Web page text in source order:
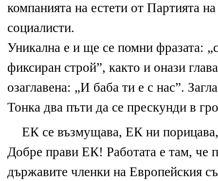
компанията на естети от Партията
социалисти.
Уникална е и ще се помни фразата:
фиксиран строй”, както и онази
озаглавена: „И баба ти е с нас”. За
Тонка два пъти да се прескунди в
ЕК се възмущава, ЕК ни
Добре прави ЕК! Работата е там, че
държавите членки на Европейския